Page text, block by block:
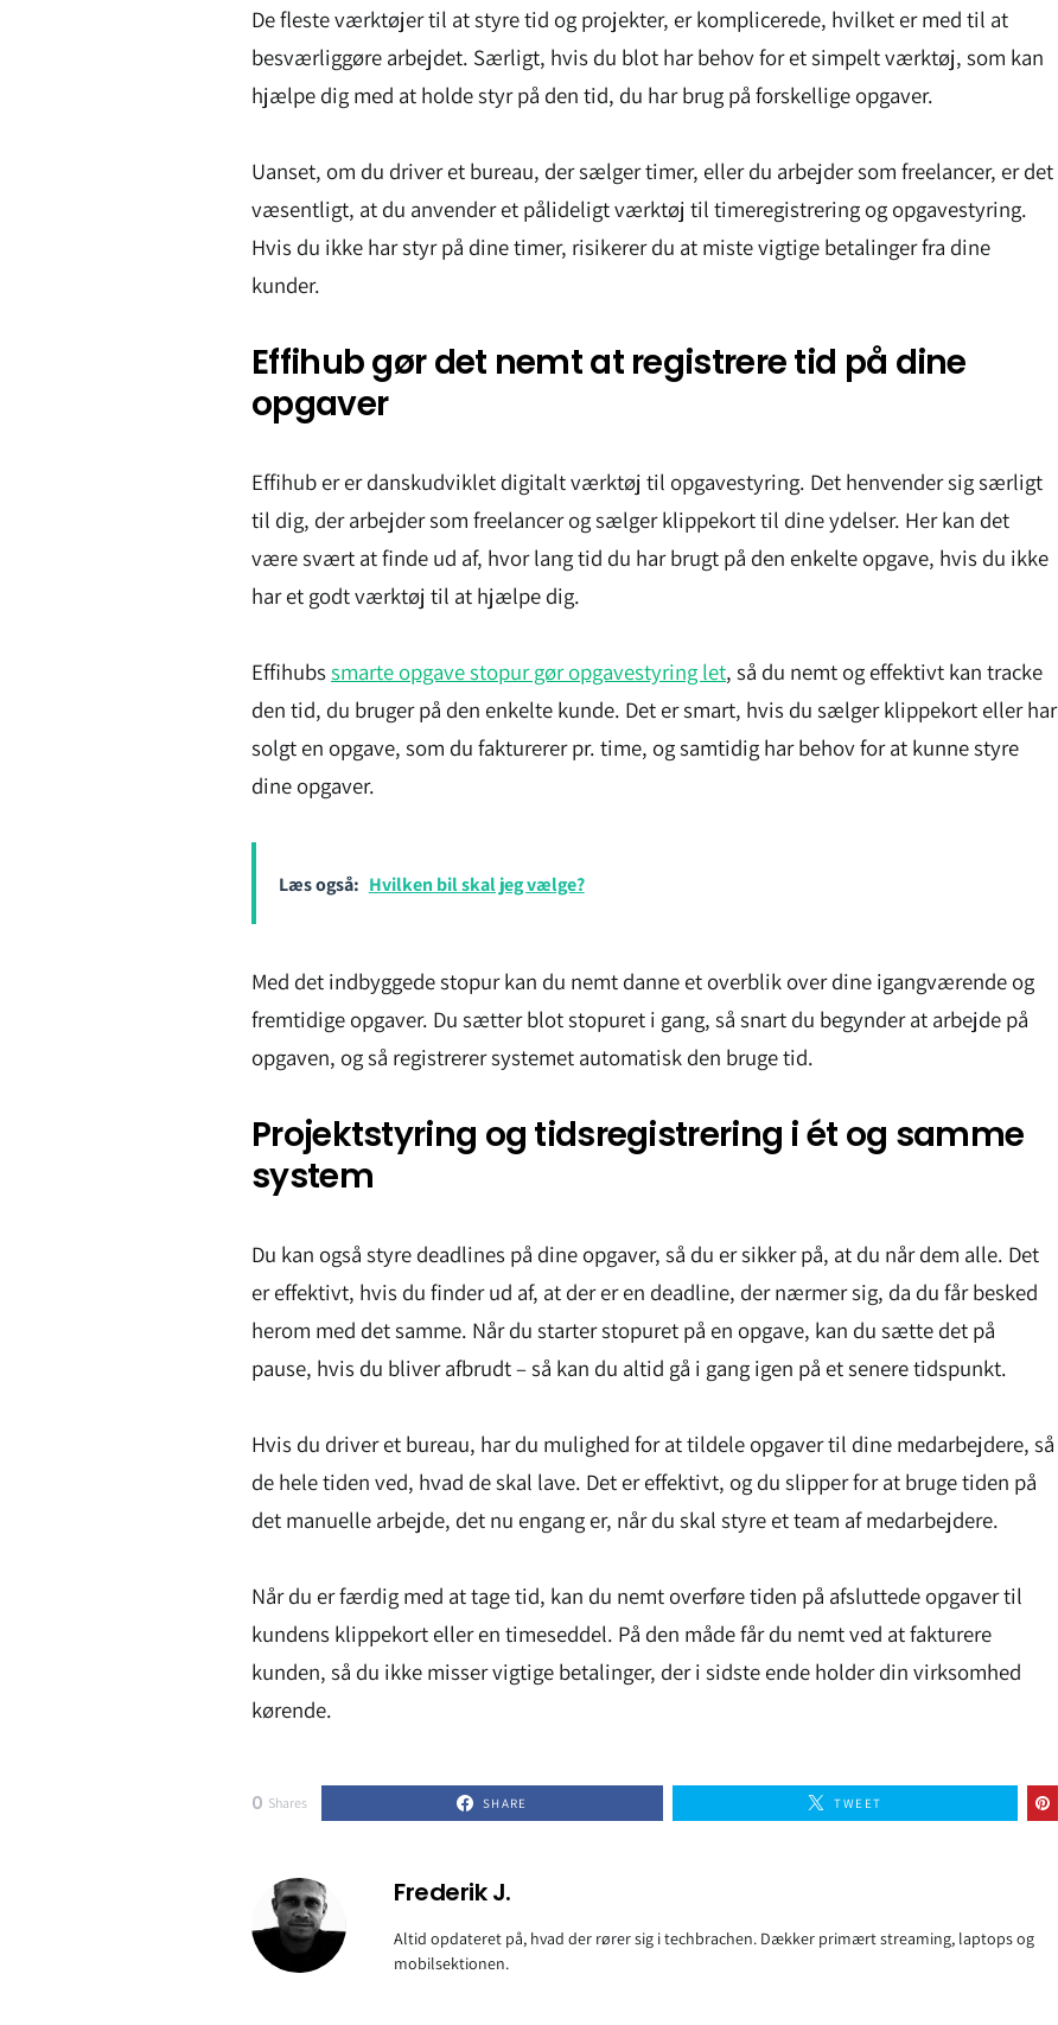
De fleste værktøjer til at styre tid og projekter, er komplicerede, hvilket er med til at
besværliggøre arbejdet. Særligt, hvis du blot har behov for et simpelt værktøj, som kan
hjælpe dig med at holde styr på den tid, du har brug på forskellige opgaver.
Uanset, om du driver et bureau, der sælger timer, eller du arbejder som freelancer, er det
væsentligt, at du anvender et pålideligt værktøj til timeregistrering og opgavestyring.
Hvis du ikke har styr på dine timer, risikerer du at miste vigtige betalinger fra dine
kunder.
Effihub gør det nemt at registrere tid på dine
opgaver
Effihub er er danskudviklet digitalt værktøj til opgavestyring. Det henvender sig særligt
til dig, der arbejder som freelancer og sælger klippekort til dine ydelser. Her kan det
være svært at finde ud af, hvor lang tid du har brugt på den enkelte opgave, hvis du ikke
har et godt værktøj til at hjælpe dig.
Effihubssmarte opgave stopur gør opgavestyring let, så du nemt og effektivt kan tracke
den tid, du bruger på den enkelte kunde. Det er smart, hvis du sælger klippekort eller har
solgt en opgave, som du fakturerer pr. time, og samtidig har behov for at kunne styre
dine opgaver.
Læs også: Hvilken bil skal jeg vælge?
Med det indbyggede stopur kan du nemt danne et overblik over dine igangværende og
fremtidige opgaver. Du sætter blot stopuret i gang, så snart du begynder at arbejde på
opgaven, og så registrerer systemet automatisk den bruge tid.
Projektstyring og tidsregistrering i ét og samme
system
Du kan også styre deadlines på dine opgaver, så du er sikker på, at du når dem alle. Det
er effektivt, hvis du finder ud af, at der er en deadline, der nærmer sig, da du får besked
herom med det samme. Når du starter stopuret på en opgave, kan du sætte det på
pause, hvis du bliver afbrudt – så kan du altid gå i gang igen på et senere tidspunkt.
Hvis du driver et bureau, har du mulighed for at tildele opgaver til dine medarbejdere, så
de hele tiden ved, hvad de skal lave. Det er effektivt, og du slipper for at bruge tiden på
det manuelle arbejde, det nu engang er, når du skal styre et team af medarbejdere.
Når du er færdig med at tage tid, kan du nemt overføre tiden på afsluttede opgaver til
kundens klippekort eller en timeseddel. På den måde får du nemt ved at fakturere
kunden, så du ikke misser vigtige betalinger, der i sidste ende holder din virksomhed
kørende.
0 Shares SHARE TWEET
Frederik J.
Altid opdateret på, hvad der rører sig i techbrachen. Dækker primært streaming, laptops og
mobilsektionen.